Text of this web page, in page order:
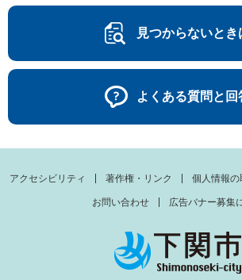
見つからないとき
よくある質問と回
アクセシビリティ 著作権・リンク 個人情報の
お問い合わせ 広告バナー募集